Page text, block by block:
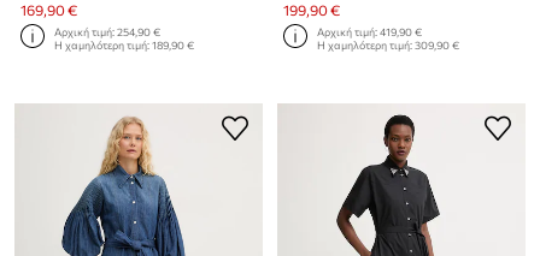
169,90 €
Αρχική τιμή:254,90 €
Η χαμηλότερη τιμή:189,90 €
199,90 €
Αρχική τιμή:419,90 €
Η χαμηλότερη τιμή:309,90 €